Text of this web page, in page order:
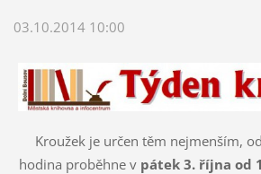
03.10.2014 10:00
Kroužek je určen těm nejmenším,
hodina proběhne v pátek 3. října od